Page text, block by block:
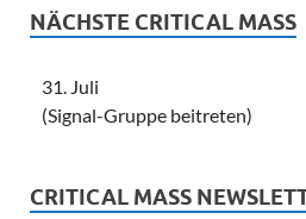
NÄCHSTE CRITICAL MASS
31. Juli
(Signal-Gruppe beitreten)
CRITICAL MASS